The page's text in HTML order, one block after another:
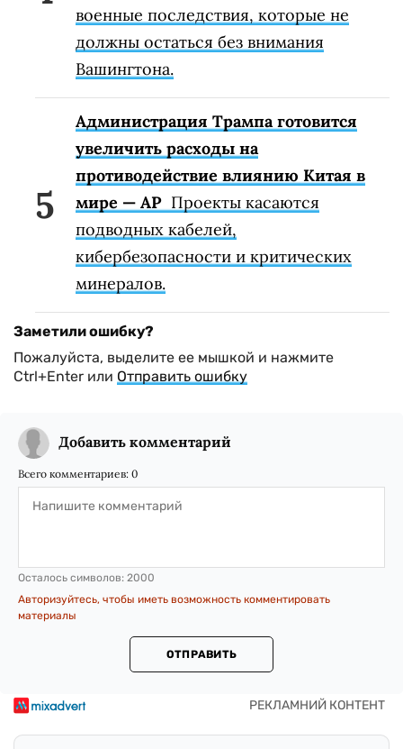
военные последствия, которые не
должны остаться без внимания
Вашингтона.
Администрация Трампа готовится
увеличить расходы на
противодействие влиянию Китая в
мире — AP Проекты касаются
подводных кабелей,
кибербезопасности и критических
минералов.
Заметили ошибку?
Пожалуйста, выделите ее мышкой и нажмите
Ctrl+Enter или Отправить ошибку
Добавить комментарий
Всего комментариев: 0
Осталось символов: 2000
Авторизуйтесь, чтобы иметь возможность комментировать
материалы
ОТПРАВИТЬ